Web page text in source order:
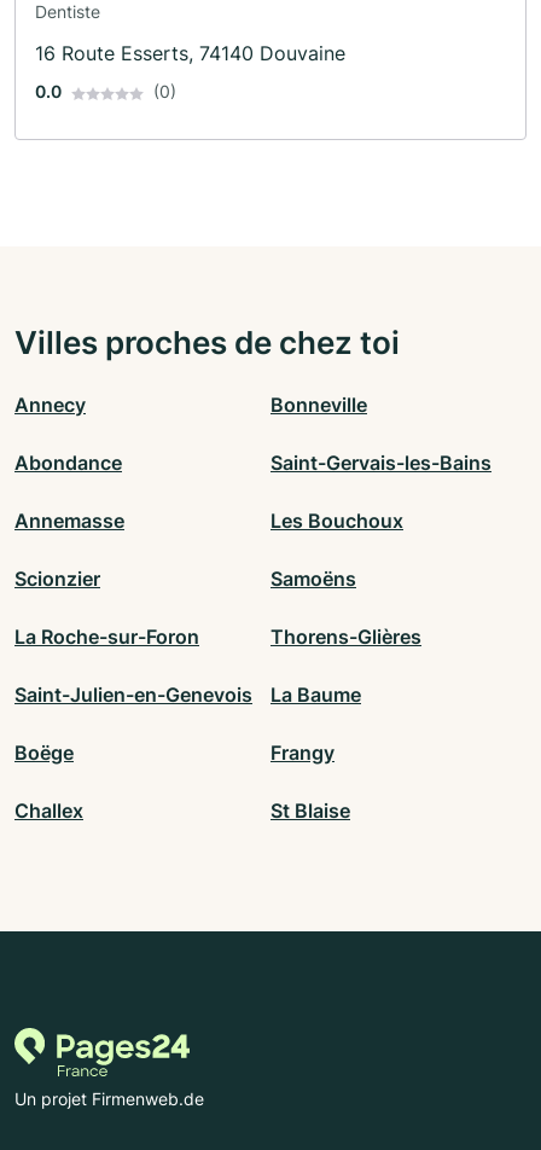
Dentiste
16 Route Esserts, 74140 Douvaine
0.0 (0)
Villes proches de chez toi
Annecy Bonneville
Abondance Saint-Gervais-les-Bains
Annemasse Les Bouchoux
Scionzier Samoëns
La Roche-sur-Foron Thorens-Glières
Saint-Julien-en-Genevois La Baume
Boëge Frangy
Challex St Blaise
Un projet Firmenweb.de